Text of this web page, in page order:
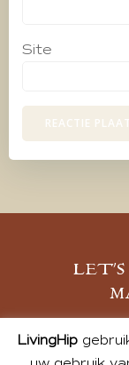
Site
LivingHip